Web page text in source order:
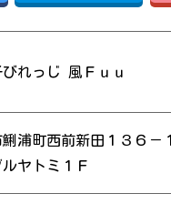
びれっじ 風Ｆｕｕ
浦町西前新田１３６－１
ルヤトミ１Ｆ